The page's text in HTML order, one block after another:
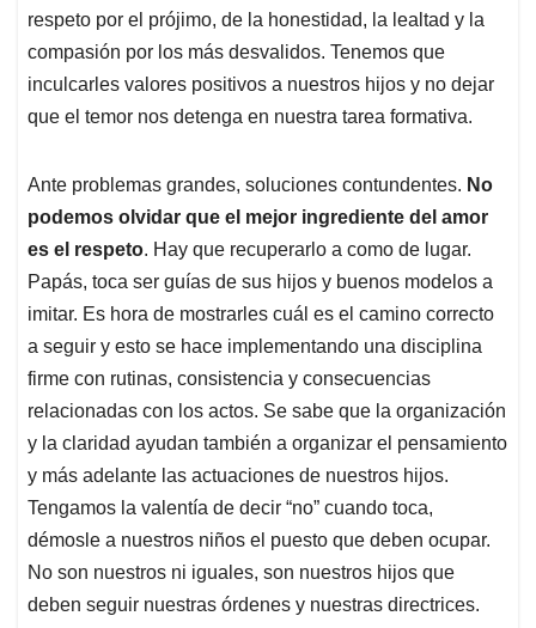
respeto por el prójimo, de la honestidad, la lealtad y la
compasión por los más desvalidos. Tenemos que
inculcarles valores positivos a nuestros hijos y no dejar
que el temor nos detenga en nuestra tarea formativa.
Ante problemas grandes, soluciones contundentes. No
podemos olvidar que el mejor ingrediente del amor
es el respeto. Hay que recuperarlo a como de lugar.
Papás, toca ser guías de sus hijos y buenos modelos a
imitar. Es hora de mostrarles cuál es el camino correcto
a seguir y esto se hace implementando una disciplina
firme con rutinas, consistencia y consecuencias
relacionadas con los actos. Se sabe que la organización
y la claridad ayudan también a organizar el pensamiento
y más adelante las actuaciones de nuestros hijos.
Tengamos la valentía de decir “no” cuando toca,
démosle a nuestros niños el puesto que deben ocupar.
No son nuestros ni iguales, son nuestros hijos que
deben seguir nuestras órdenes y nuestras directrices.